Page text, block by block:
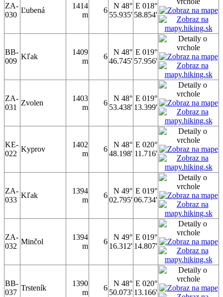
ZA-
030
Ľubená
1414
m
6
N 48°
55.935'
E 018°
58.854'
BB-
009
Kľak
1409
m
6
N 48°
46.745'
E 019°
57.956'
ZA-
031
Zvolen
1403
m
6
N 48°
53.438'
E 019°
13.399'
KE-
022
Kyprov
1402
m
6
N 48°
48.198'
E 020°
11.716'
ZA-
033
Kľak
1394
m
6
N 49°
02.795'
E 019°
06.734'
ZA-
032
Minčol
1394
m
6
N 49°
16.312'
E 019°
14.807'
BB-
037
Trsteník
1390
m
6
N 48°
50.073'
E 020°
13.166'